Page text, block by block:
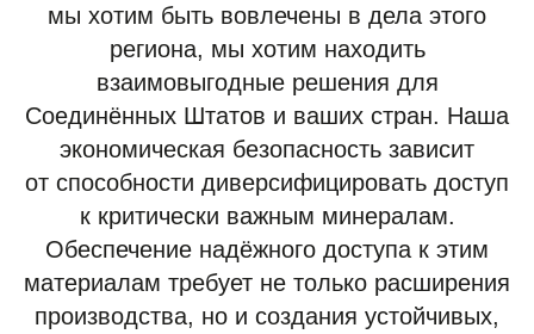
мы хотим быть вовлечены в дела этого
региона, мы хотим находить
взаимовыгодные решения для
Соединённых Штатов и ваших стран. Наша
экономическая безопасность зависит
от способности диверсифицировать доступ
к критически важным минералам.
Обеспечение надёжного доступа к этим
материалам требует не только расширения
производства, но и создания устойчивых,